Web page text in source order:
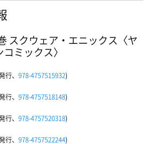
スクウェア・エニックス〈ヤ
ミックス〉
行、 978-4757515932)
行、 978-4757518148)
行、 978-4757520318)
行、 978-4757522244)